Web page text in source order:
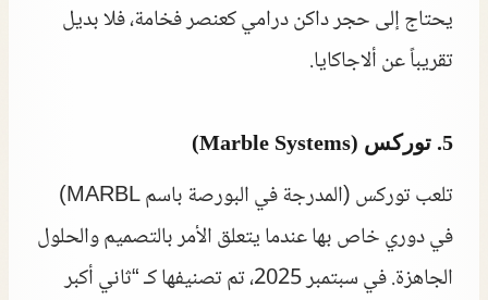
يحتاج إلى حجر داكن درامي كعنصر فخامة، فلا بديل
تقريباً عن ألاجاكايا.
5. توركس (Marble Systems)
تلعب توركس (المدرجة في البورصة باسم MARBL)
في دوري خاص بها عندما يتعلق الأمر بالتصميم والحلول
الجاهزة. في سبتمبر 2025، تم تصنيفها كـ “ثاني أكبر